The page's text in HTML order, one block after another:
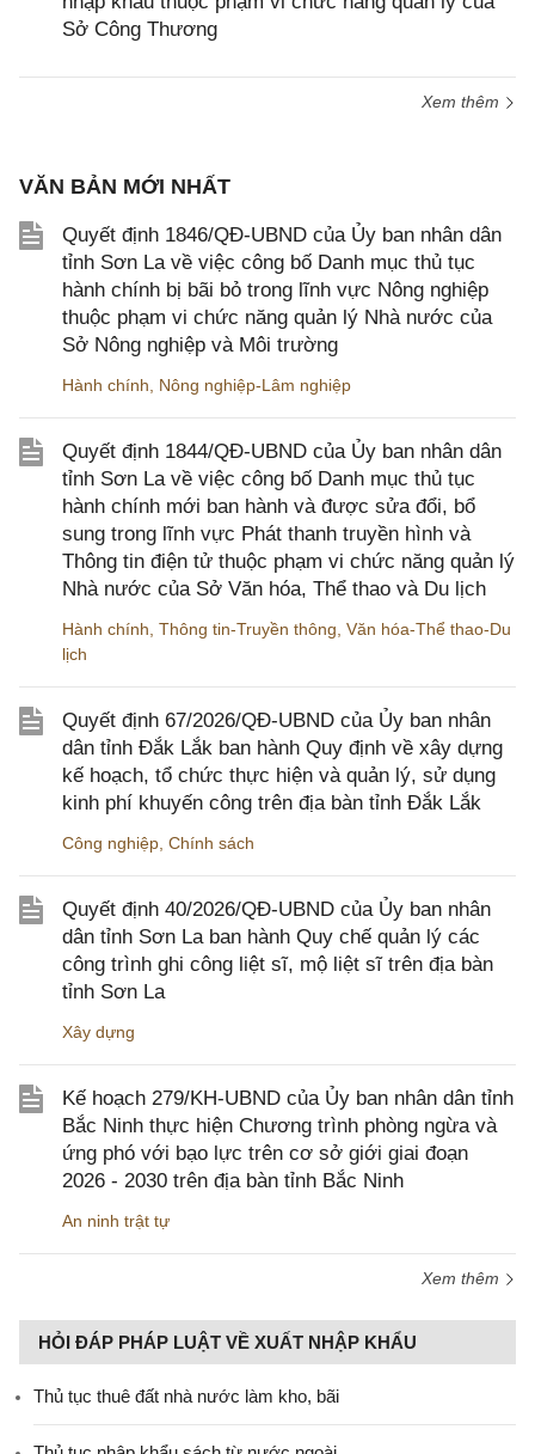
Sở Công Thương
Xem thêm
VĂN BẢN MỚI NHẤT
Quyết định 1846/QĐ-UBND của Ủy ban nhân dân
tỉnh Sơn La về việc công bố Danh mục thủ tục
hành chính bị bãi bỏ trong lĩnh vực Nông nghiệp
thuộc phạm vi chức năng quản lý Nhà nước của
Sở Nông nghiệp và Môi trường
Hành chính Nông nghiệp-Lâm nghiệp
Quyết định 1844/QĐ-UBND của Ủy ban nhân dân
tỉnh Sơn La về việc công bố Danh mục thủ tục
hành chính mới ban hành và được sửa đổi, bổ
sung trong lĩnh vực Phát thanh truyền hình và
Thông tin điện tử thuộc phạm vi chức năng quản lý
Nhà nước của Sở Văn hóa, Thể thao và Du lịch
Hành chính Thông tin-Truyền thông Văn hóa-Thể thao-Du
lịch
Quyết định 67/2026/QĐ-UBND của Ủy ban nhân
dân tỉnh Đắk Lắk ban hành Quy định về xây dựng
kế hoạch, tổ chức thực hiện và quản lý, sử dụng
kinh phí khuyến công trên địa bàn tỉnh Đắk Lắk
Công nghiệp Chính sách
Quyết định 40/2026/QĐ-UBND của Ủy ban nhân
dân tỉnh Sơn La ban hành Quy chế quản lý các
công trình ghi công liệt sĩ, mộ liệt sĩ trên địa bàn
tỉnh Sơn La
Xây dựng
Kế hoạch 279/KH-UBND của Ủy ban nhân dân tỉnh
Bắc Ninh thực hiện Chương trình phòng ngừa và
ứng phó với bạo lực trên cơ sở giới giai đoạn
2026 - 2030 trên địa bàn tỉnh Bắc Ninh
An ninh trật tự
Xem thêm
HỎI ĐÁP PHÁP LUẬT VỀ XUẤT NHẬP KHẨU
Thủ tục thuê đất nhà nước làm kho, bãi